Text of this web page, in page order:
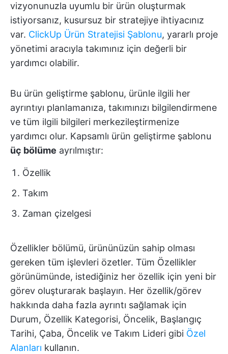
vizyonunuzla uyumlu bir ürün oluşturmak
istiyorsanız, kusursuz bir stratejiye ihtiyacınız
var. ClickUp Ürün Stratejisi Şablonu, yararlı proje
yönetimi aracıyla takımınız için değerli bir
yardımcı olabilir.
Bu ürün geliştirme şablonu, ürünle ilgili her
ayrıntıyı planlamanıza, takımınızı bilgilendirmene
ve tüm ilgili bilgileri merkezileştirmenize
yardımcı olur. Kapsamlı ürün geliştirme şablonu
üç bölüme ayrılmıştır:
Özellik
Takım
Zaman çizelgesi
Özellikler bölümü, ürününüzün sahip olması
gereken tüm işlevleri özetler. Tüm Özellikler
görünümünde, istediğiniz her özellik için yeni bir
görev oluşturarak başlayın. Her özellik/görev
hakkında daha fazla ayrıntı sağlamak için
Durum, Özellik Kategorisi, Öncelik, Başlangıç
Tarihi, Çaba, Öncelik ve Takım Lideri gibi Özel
Alanları kullanın.